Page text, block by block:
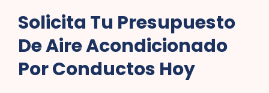
Solicita Tu Presupuesto
De Aire Acondicionado
Por Conductos Hoy